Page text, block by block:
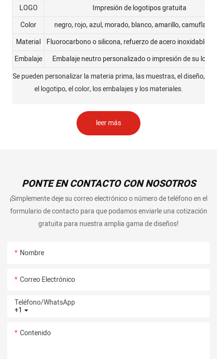
LOGO
Impresión de logotipos gratuita
Color
negro, rojo, azul, morado, blanco, amarillo, camuflaje,
Material
Fluorocarbono o silicona, refuerzo de acero inoxidable u
Embalaje
Embalaje neutro personalizado o impresión de su
Se pueden personalizar la materia prima, las muestras, el diseño,
el logotipo, el color, los embalajes y los materiales.
leer más
PONTE EN CONTACTO CON NOSOTROS
¡Simplemente deje su correo electrónico o número de teléfono en el
formulario de contacto para que podamos enviarle una cotización
gratuita para nuestra amplia gama de diseños!
Nombre
Correo Electrónico
+1
Teléfono/WhatsApp
Contenido